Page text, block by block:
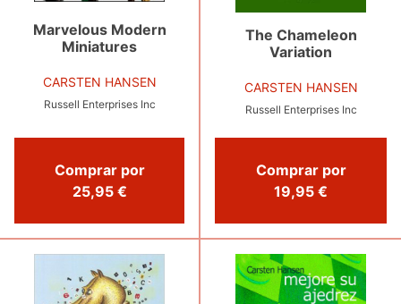
Marvelous Modern
Miniatures
CARSTEN HANSEN
Russell Enterprises Inc
Comprar por
25,95 €
The Chameleon
Variation
CARSTEN HANSEN
Russell Enterprises Inc
Comprar por
19,95 €